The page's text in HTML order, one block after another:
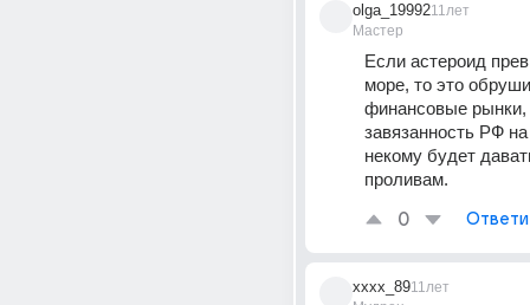
olga_19992
Мастер
11лет
Если астероид
море, то это
финансовые рынки,
завязанность РФ
некому будет
проливам.
0
xxxx_8911лет